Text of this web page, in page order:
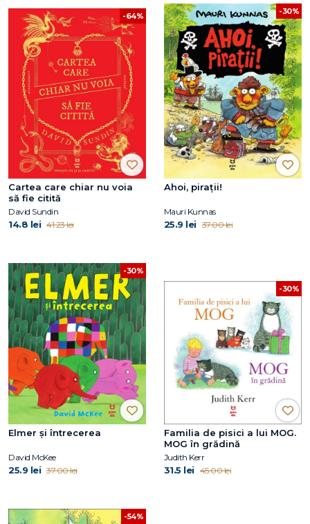
-64%
Cartea care chiar nu voia
să fie citită
David Sundin
14.8 lei 41.23 lei
-30%
Ahoi, pirații!
Mauri Kunnas
25.9 lei 37.00 lei
-30%
Elmer și întrecerea
David McKee
25.9 lei 37.00 lei
-30%
Familia de pisici a lui MOG.
MOG în grădină
Judith Kerr
31.5 lei 45.00 lei
-54%